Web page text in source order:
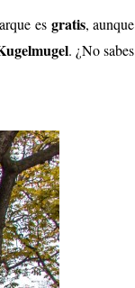
es gratis, aunque
. ¿No sabes